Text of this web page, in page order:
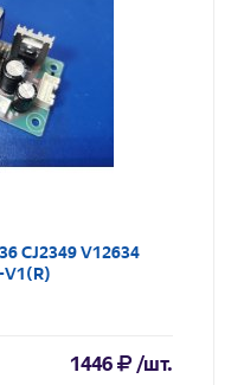
CJ2349 V12634
V1(R)
1446 /шт.